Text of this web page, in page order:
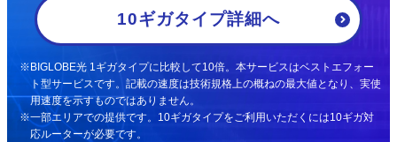
10ギガタイプ詳細へ
BIGLOBE光 1ギガタイプに比較して10倍。本サービスはベストエフォー
ト型サービスです。記載の速度は技術規格上の概ねの最大値となり、実使
用速度を示すものではありません。
一部エリアでの提供です。10ギガタイプをご利用いただくには10ギガ対
応ルーターが必要です。